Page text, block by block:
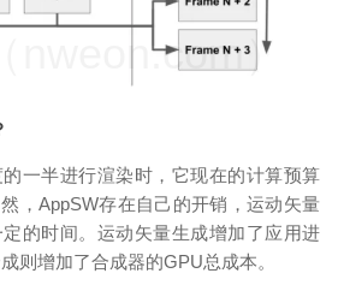
一半进行渲染时，它现在的计算预算
，AppSW存在自己的开销，运动矢量
的时间。运动矢量生成增加了应用进
则增加了合成器的GPU总成本。
nweon.com）